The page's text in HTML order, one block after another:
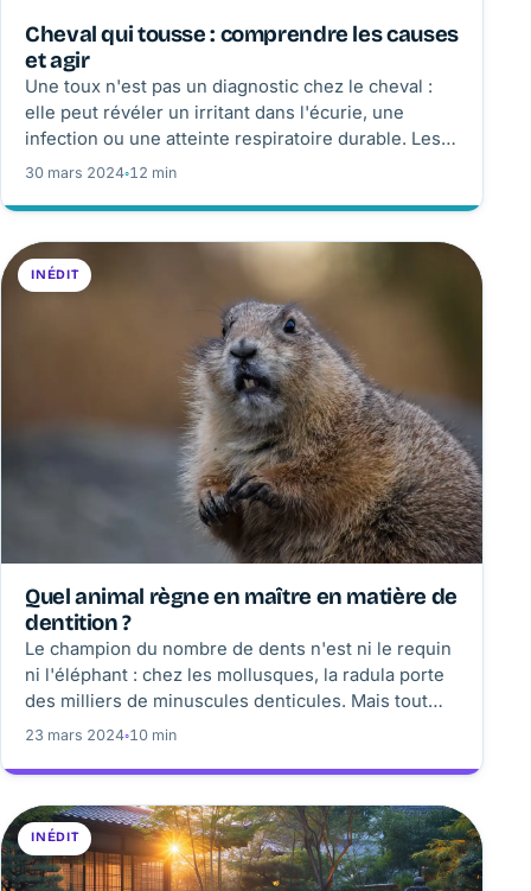
Cheval qui tousse : comprendre les causes
et agir
Une toux n'est pas un diagnostic chez le cheval :
elle peut révéler un irritant dans l'écurie, une
infection ou une atteinte respiratoire durable. Les
bons réflexes consistent à évaluer l'urgence,
intervenir le vétérinaire au bon moment.
30 mars 2024◦12 min
INÉDIT
Quel animal règne en maître en matière de
dentition ?
Le champion du nombre de dents n'est ni le requin
ni l'éléphant : chez les mollusques, la radula porte
des milliers de minuscules denticules. Mais tout
dépend de ce que l'on compte : dentition,
23 mars 2024◦10 min
INÉDIT